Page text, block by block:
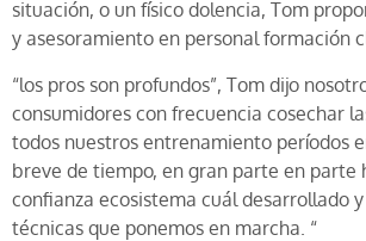
situación, o un físico dolencia, Tom
y asesoramiento en personal formación
“los pros son profundos”, Tom dijo
consumidores con frecuencia cosechar
todos nuestros entrenamiento períodos
breve de tiempo, en gran parte en parte
confianza ecosistema cuál desarrollado
técnicas que ponemos en marcha. “